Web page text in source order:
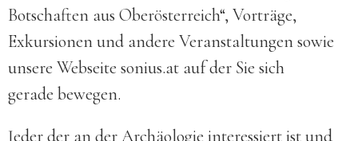
Botschaften aus Oberösterreich“, Vorträge,
Exkursionen und andere Veranstaltungen sowie
unsere Webseite sonius.at auf der Sie sich
gerade bewegen.
Jeder der an der Archäologie interessiert ist und